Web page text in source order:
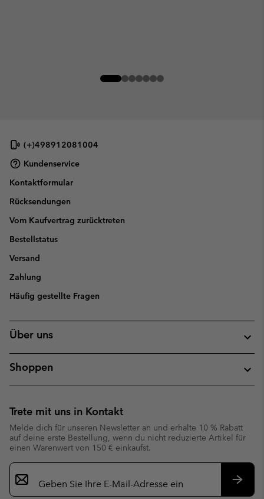
(+)498912081004
Kundenservice
Kontaktformular
Rücksendungen
Vom Kaufvertrag zurücktreten
Bestellstatus
Versand
Zahlung
Häufig gestellte Fragen
Über uns
Shoppen
Trete mit uns in Kontakt
Melde dich für unseren Newsletter an und erhalte 10 % Rabatt
auf deine erste Bestellung, wenn du nicht reduzierte Artikel für
einen Warenwert von 150 € einkaufst.
Newsletter-
Anmeldung